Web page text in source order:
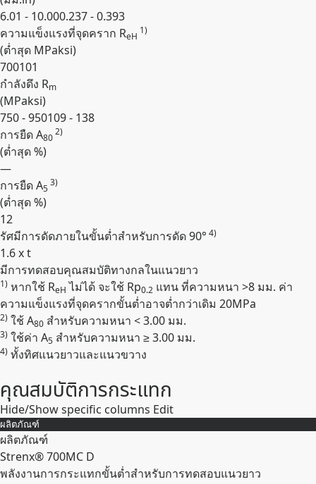
6.01 - 10.000.237 - 0.393
ความแข็งแรงที่จุดคราก ReH
1)
(ต่ำสุด MPaksi)
700101
กำลังดึง Rm
(MPaksi)
750 - 950109 - 138
การยืด A80
2)
(ต่ำสุด%)
—
การยืด A5
3)
(ต่ำสุด%)
12
รัศมีการดัดภายในขั้นต่ำสำหรับการดัด 90° 4)
1.6 x t
Expand
มีการทดสอบคุณสมบัติทางกลในแนวยาว
1) หากใช้ ReH ไม่ได้ จะใช้ Rp0.2 แทน ที่ความหนา >8 มม. ค่า
ความแข็งแรงที่จุดครากขั้นต่ำอาจต่ำกว่าเดิม 20MPa
2) ใช้ A80 สำหรับความหนา < 3.00 มม.
3) ใช้ค่า A5 สำหรับความหนา ≥ 3.00 มม.
4) ทั้งทิศแนวยาวและแนวขวาง
คุณสมบัติการกระแทก
Hide/Show specific columns Edit
ผลิตภัณฑ์
ผลิตภัณฑ์
Strenx® 700MC D
พลังงานการกระแทกขั้นต่ำสำหรับการทดสอบแนวยาว